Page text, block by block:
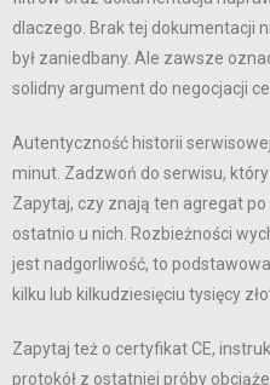
dlaczego. Brak tej dokumentacji
był zaniedbany. Ale zawsze
solidny argument do negocjacji
Autentyczność historii
minut. Zadzwoń do serwisu,
Zapytaj, czy znają ten agregat
ostatnio u nich. Rozbieżności
jest nadgorliwość, to
kilku lub kilkudziesięciu tysięcy
Zapytaj też o certyfikat CE,
protokół z ostatniej próby